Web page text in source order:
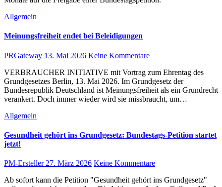
Allgemein
Meinungsfreiheit endet bei Beleidigungen
PRGateway 13. Mai 2026 Keine Kommentare
VERBRAUCHER INITIATIVE mit Vortrag zum Ehrentag des
Grundgesetzes Berlin, 13. Mai 2026. Im Grundgesetz der
Bundesrepublik Deutschland ist Meinungsfreiheit als ein Grundrecht
verankert. Doch immer wieder wird sie missbraucht, um…
Allgemein
Gesundheit gehört ins Grundgesetz: Bundestags-Petition startet
jetzt!
PM-Ersteller 27. März 2026 Keine Kommentare
Ab sofort kann die Petition "Gesundheit gehört ins Grundgesetz"